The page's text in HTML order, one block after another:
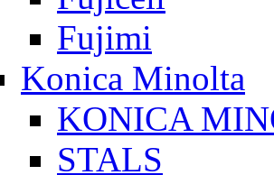
Fujimi
Konica Minolta
KONICA
STALS